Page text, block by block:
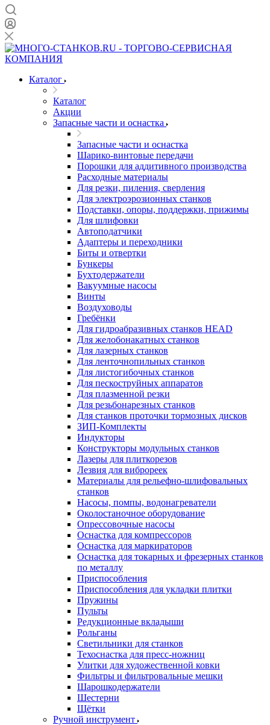
Каталог
Каталог
Акции
Запасные части и оснастка
Запасные части и оснастка
Шарико-винтовые передачи
Порошки для аддитивного производства
Расходные материалы
Для резки, пиления, сверления
Для электроэрозионных станков
Подставки, опоры, поддержки, прижимы
Для шлифовки
Автоподатчики
Адаптеры и переходники
Биты и отвертки
Бункеры
Бухтодержатели
Вакуумные насосы
Винты
Воздуховоды
Гребёнки
Для гидроабразивных станков HEAD
Для желобонакатных станков
Для лазерных станков
Для ленточнопильных станков
Для листогибочных станков
Для пескоструйных аппаратов
Для плазменной резки
Для резьбонарезных станков
Для станков проточки тормозных дисков
ЗИП-Комплекты
Индукторы
Конструкторы модульных станков
Лазеры для плиткорезов
Лезвия для виброреек
Материалы для рельефно-шлифовальных
станков
Насосы, помпы, водонагреватели
Околостаночное оборудование
Опрессовочные насосы
Оснастка для компрессоров
Оснастка для маркираторов
Оснастка для токарных и фрезерных станков
по металлу
Приспособления
Приспособления для укладки плитки
Пружины
Пульты
Редукционные вкладыши
Рольганы
Светильники для станков
Техоснастка для пресс-ножниц
Улитки для художественной ковки
Фильтры и фильтровальные мешки
Шарошкодержатели
Шестерни
Щётки
Ручной инструмент